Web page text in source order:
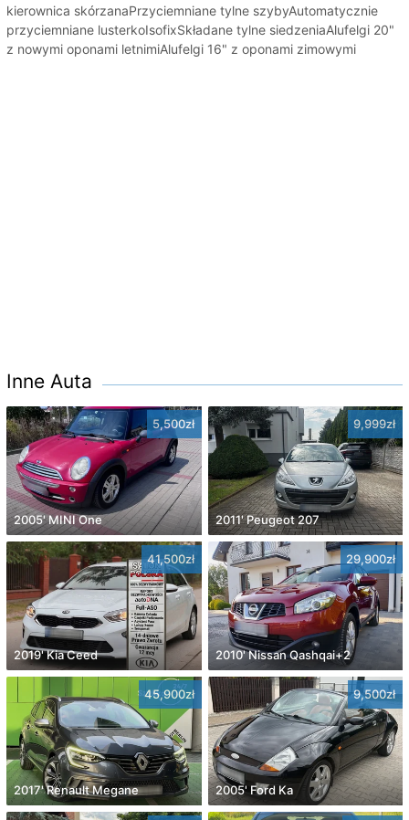
kierownica skórzanaPrzyciemniane tylne szybyAutomatycznie
przyciemniane lusterkoIsofixSkładane tylne siedzeniaAlufelgi 20"
z nowymi oponami letnimiAlufelgi 16" z oponami zimowymi
Inne Auta
5,500zł
2005' MINI One
9,999zł
2011' Peugeot 207
41,500zł
2019' Kia Ceed
29,900zł
2010' Nissan Qashqai+2
45,900zł
2017' Renault Megane
9,500zł
2005' Ford Ka